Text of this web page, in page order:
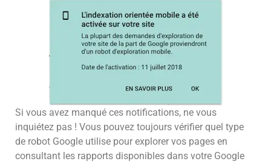
Si vous avez manqué ces notifications, ne vous
inquiétez pas ! Vous pouvez toujours vérifier quel type
de robot Google utilise pour explorer vos pages en
consultant les rapports disponibles dans votre Google